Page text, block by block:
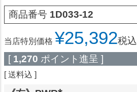
商品番号 1D033-12
当店特別価格 ¥25,392税込
[ 1,270 ポイント進呈 ]
送料込